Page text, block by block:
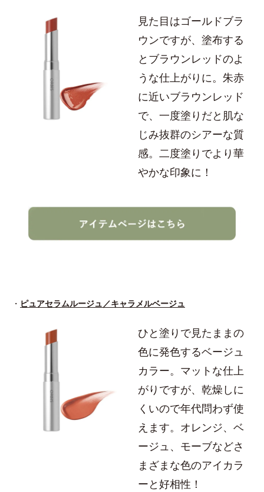
見た目はゴールドブラ
ウンですが、塗布する
とブラウンレッドのよ
うな仕上がりに。朱赤
に近いブラウンレッド
で、一度塗りだと肌な
じみ抜群のシアーな質
感。二度塗りでより華
やかな印象に！
・ ピュアセラムルージュ／キャラメルベージュ
ひと塗りで見たままの
色に発色するベージュ
カラー。マットな仕上
がりですが、乾燥しに
くいので年代問わず使
えます。オレンジ、ベ
ージュ、モーブなどさ
まざまな色のアイカラ
ーと好相性！